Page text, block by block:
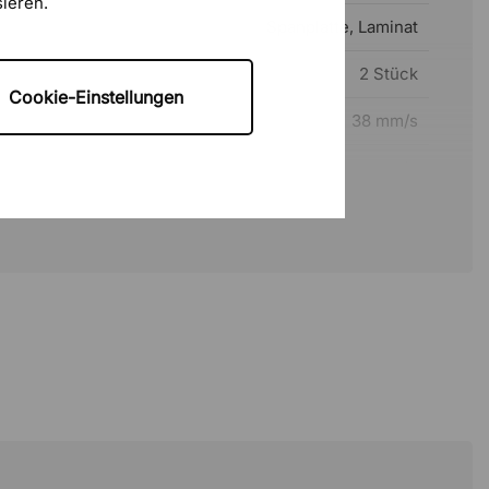
Cookie-Einstellungen
Spanplatte, Laminat
2 Stück
38 mm/s